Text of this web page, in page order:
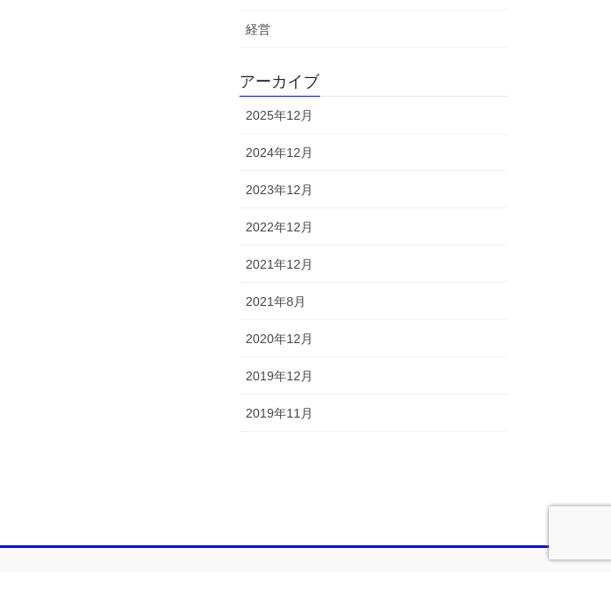
経営
アーカイブ
2025年12月
2024年12月
2023年12月
2022年12月
2021年12月
2021年8月
2020年12月
2019年12月
2019年11月